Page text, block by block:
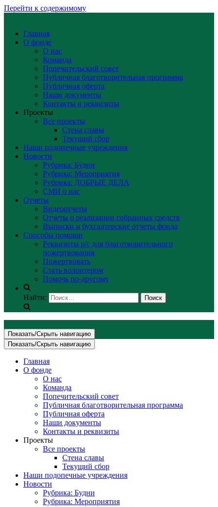
Перейти к содержимому
Главная
О фонде
О нас
Команда
Попечительский совет
Публичная благотворительная программа
Публичная оферта
Наши документы
Контакты и реквизиты
Проекты
Все проекты
Стена славы
Текущий сбор
Наши подопечные учреждения
Новости
Рубрика: Будни
Рубрика: Мероприятия
Рубрика: ДОБРЫЕ ДЕЛА
СМИ о нас
Отчеты
Видеоотчеты
Отчеты о реализации собранных средств
Выписки и бухгалтерские отчеты фонда
Способы помощи
Реквизиты р/с для благотворительного
пожертвования
Пожертвовать
Стать волонтером
Помочь по-другому
Найти:
Показать/Скрыть навигацию
Показать/Скрыть навигацию
Главная
О фонде
О нас
Команда
Попечительский совет
Публичная благотворительная программа
Публичная оферта
Наши документы
Контакты и реквизиты
Проекты
Все проекты
Стена славы
Текущий сбор
Наши подопечные учреждения
Новости
Рубрика: Будни
Рубрика: Мероприятия